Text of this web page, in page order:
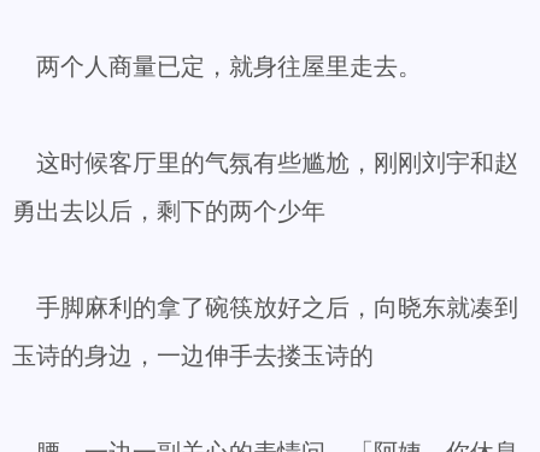
两个人商量已定，就身往屋里走去。
这时候客厅里的气氛有些尴尬，刚刚刘宇和赵
勇出去以后，剩下的两个少年
手脚麻利的拿了碗筷放好之后，向晓东就凑到
玉诗的身边，一边伸手去搂玉诗的